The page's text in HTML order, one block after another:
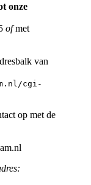
onze
ofmet
van
cgi-
op met de